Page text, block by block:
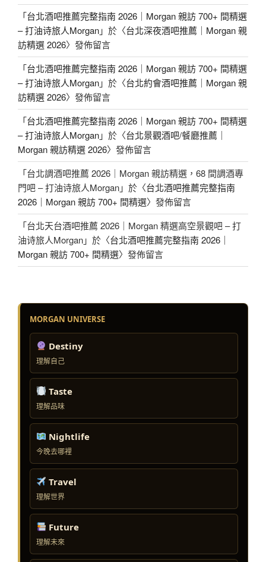
「台北酒吧推薦完整指南 2026｜Morgan 親訪 700+ 間精選
– 打油诗旅人Morgan」於〈台北深夜酒吧推薦｜Morgan 親
訪精選 2026〉發佈留言
「台北酒吧推薦完整指南 2026｜Morgan 親訪 700+ 間精選
– 打油诗旅人Morgan」於〈台北約會酒吧推薦｜Morgan 親
訪精選 2026〉發佈留言
「台北酒吧推薦完整指南 2026｜Morgan 親訪 700+ 間精選
– 打油诗旅人Morgan」於〈台北景觀酒吧/餐廳推薦｜
Morgan 親訪精選 2026〉發佈留言
「台北調酒吧推薦 2026｜Morgan 親訪精選，68 間調酒專
門吧 – 打油诗旅人Morgan」於〈台北酒吧推薦完整指南
2026｜Morgan 親訪 700+ 間精選〉發佈留言
「台北天台酒吧推薦 2026｜Morgan 精選高空景觀吧 – 打
油诗旅人Morgan」於〈台北酒吧推薦完整指南 2026｜
Morgan 親訪 700+ 間精選〉發佈留言
MORGAN UNIVERSE
Destiny
理解自己
Taste
理解品味
Nightlife
今晚去哪裡
Travel
理解世界
Future
理解未來